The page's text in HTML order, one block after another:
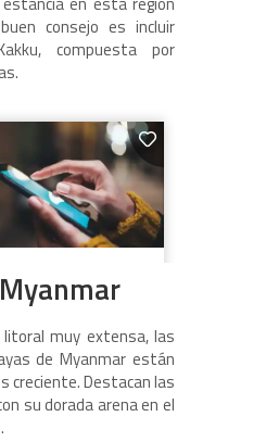
consejo es incluir
compuesta por
muy extensa, las
de Myanmar están
creciente. Destacan las
su dorada arena en el